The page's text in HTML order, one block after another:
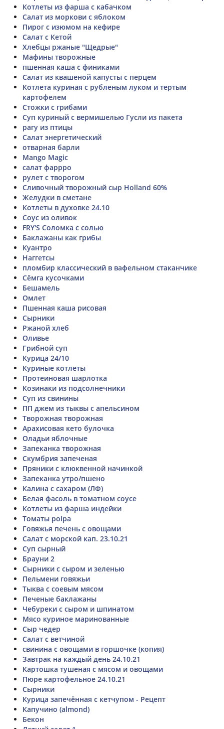
Котлеты из фарша с кабачком
Салат из моркови с яблоком
Пирог с изюмом на кефире
Салат с Кетой
Хлебцы ржаные "Щедрые"
Мафины творожные
пшенная каша с финиками
Салат из квашеной капусты с перцем
Котлета куриная с рубленым луком и тертым
картофелем
Стожки с грибами
Суп куриный с вермишелью Гусли из пакета
рагу из птицы
Салат энергетический
отварная барли
Mango Magic
салат фаррро
рулет с творогом
Сливочный творожный сыр Holland 60%
Желудки в сметане
Котлеты в духовке 24.10
Соус из оливок
FRY'S Соломка с солью
Баклажаны как грибы
Куантро
Наггетсы
пломбир классический в вафельном стаканчике
Сёмга кусочками
Бешамель
Омлет
Пшенная каша рисовая
Сырники
Ржаной хлеб
Оливье
Грибной суп
Курица 24/10
Куриные котлеты
Протеиновая шарлотка
Козинаки из подсолнечники
Суп из свинины
ПП джем из тыквы с апельсином
Творожная творожная
Арахисовая кето булочка
Оладьи яблочные
Запеканка творожная
Скумбрия запеченая
Пряники с клюквенной начинкой
Запеканка утро/пшено
Калина с сахаром (ЛФ)
Белая фасоль в томатном соусе
Котлеты из фарша индейки
Томаты polpa
Говяжья печень с овощами
Салат с морской кап. 23.10.21
Суп сырный
Брауни 2
Сырники с сыром и зеленью
Пельмени говяжьи
Тыква с соевым мясом
Печеные баклажаны
Чебуреки с сыром и шпинатом
Мясо куриное маринованные
Сыр чедер
Салат с ветчиной
свинина с овощами в горшочке (копия)
Завтрак на каждый день 24.10.21
Картошка тушеная с мясом и овощами
Пюре картофельное 24.10.21
Сырники
Курица запечённая с кетчупом - Рецепт
Капучино (almond)
Бекон